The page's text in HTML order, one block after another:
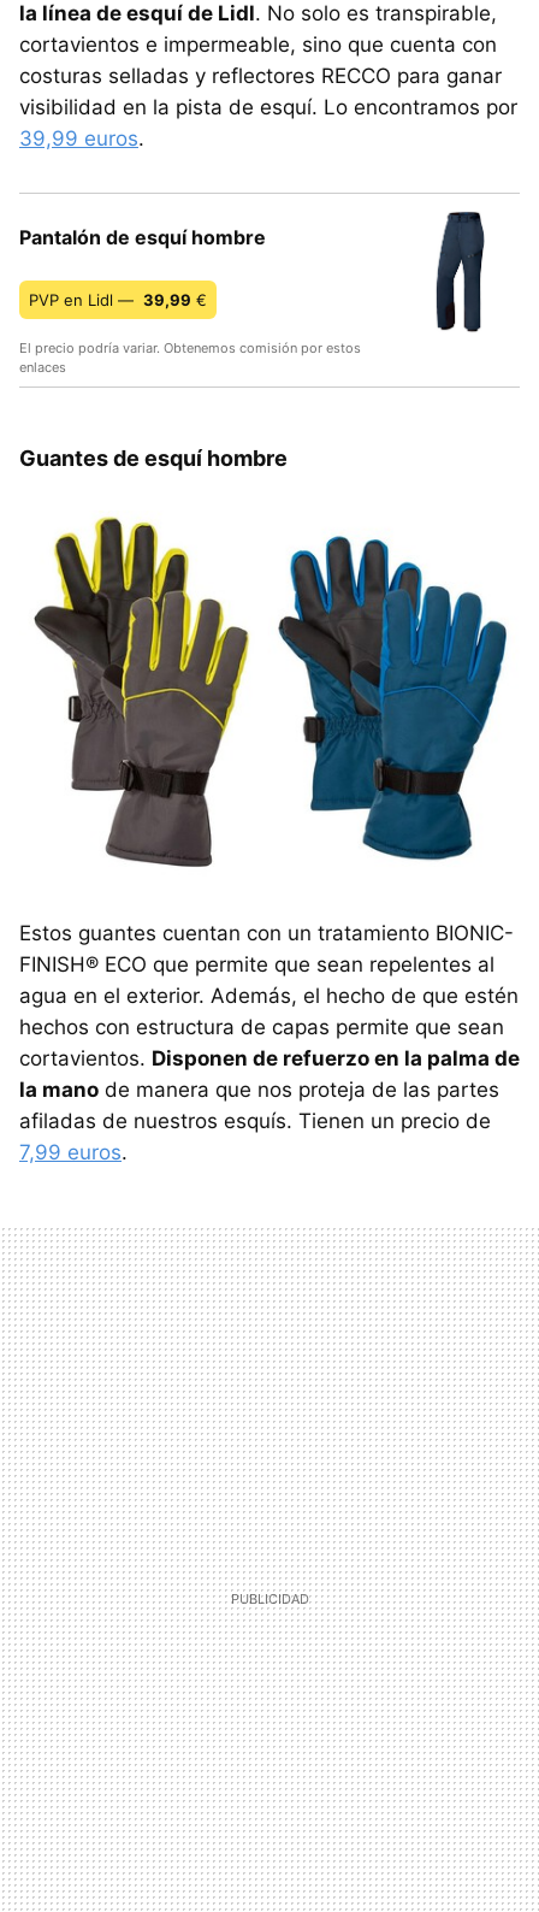
la línea de esquí de Lidl. No solo es transpirable,
cortavientos e impermeable, sino que cuenta con
costuras selladas y reflectores RECCO para ganar
visibilidad en la pista de esquí. Lo encontramos por
39,99 euros.
Pantalón de esquí hombre
PVP en Lidl — 39,99 €
El precio podría variar. Obtenemos comisión por estos
enlaces
Guantes de esquí hombre
Estos guantes cuentan con un tratamiento BIONIC-
FINISH® ECO que permite que sean repelentes al
agua en el exterior. Además, el hecho de que estén
hechos con estructura de capas permite que sean
cortavientos. Disponen de refuerzo en la palma de
la mano de manera que nos proteja de las partes
afiladas de nuestros esquís. Tienen un precio de
7,99 euros.